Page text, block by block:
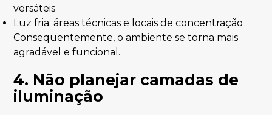
versáteis
Luz fria: áreas técnicas e locais de concentração
Consequentemente, o ambiente se torna mais
agradável e funcional.
4. Não planejar camadas de
iluminação